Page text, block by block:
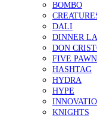
BOMBO
DALI
DINNER
DON
FIVE
HASHTAG
HYDRA
HYPE
KNIGHTS